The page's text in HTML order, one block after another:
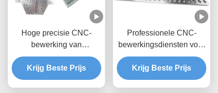
Hoge precisie CNC-
bewerking van
aluminiumonderdelen
voor elke OEM Duurzaam
en veelzijdig
Krijg Beste Prijs
Professionele CNC-
bewerkingsdiensten voor
Krijg Beste Prijs